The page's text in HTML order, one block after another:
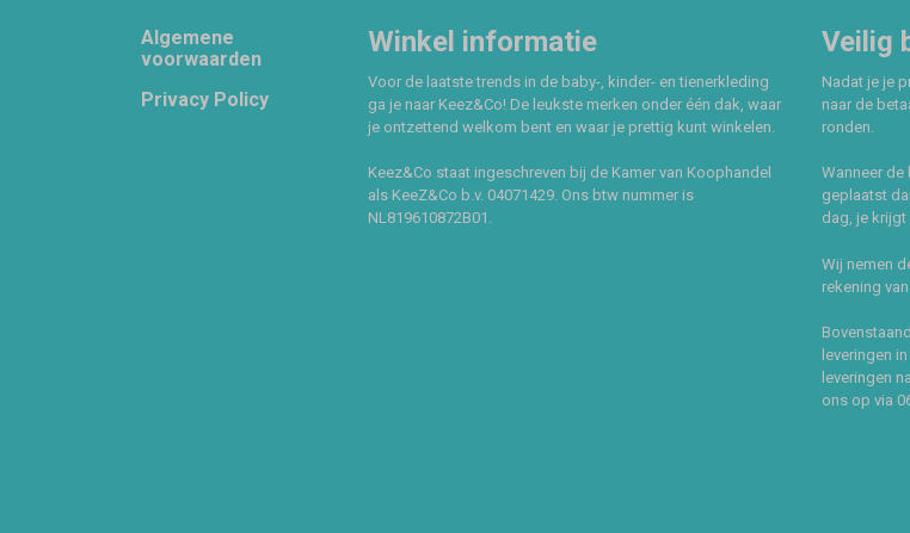
Footer
Algemene
voorwaarden
Privacy Policy
Winkel informatie
Voor de laatste trends in de baby-, kinder- en tienerkleding
ga je naar Keez&Co! De leukste merken onder één dak, waar
je ontzettend welkom bent en waar je prettig kunt winkelen.
Keez&Co staat ingeschreven bij de Kamer van Koophandel
als KeeZ&Co b.v. 04071429. Ons btw nummer is
NL819610872B01.
Veilig
Nadat je je
naar de
ronden.
Wanneer de
geplaatst
dag, je krijgt
Wij nemen
rekening
leveringen
leveringen
ons op via